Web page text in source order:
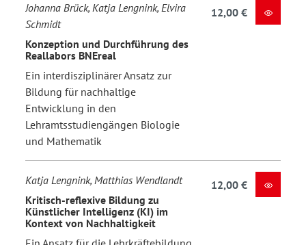
Johanna Brück, Katja Lengnink, Elvira
Schmidt
Konzeption und Durchführung des
Reallabors BNEreal
Ein interdisziplinärer Ansatz zur
Bildung für nachhaltige
Entwicklung in den
Lehramtsstudiengängen Biologie
und Mathematik
12,00 €
Katja Lengnink, Matthias Wendlandt
Kritisch-reflexive Bildung zu
Künstlicher Intelligenz (KI) im
Kontext von Nachhaltigkeit
12,00 €